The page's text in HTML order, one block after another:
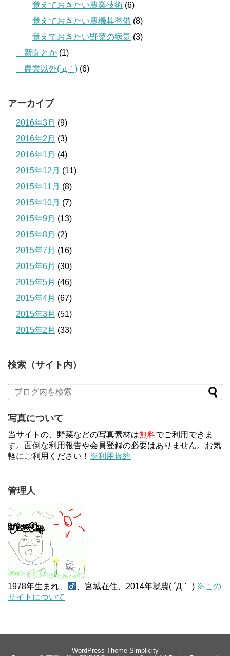
覚えておきたい農業技術 (6)
覚えておきたい農機具整備 (8)
覚えておきたい野菜の病気 (3)
＿新聞とか (1)
＿農業以外(´д｀) (6)
アーカイブ
2016年3月 (9)
2016年2月 (3)
2016年1月 (4)
2015年12月 (11)
2015年11月 (8)
2015年10月 (7)
2015年9月 (13)
2015年8月 (2)
2015年7月 (16)
2015年6月 (30)
2015年5月 (46)
2015年4月 (67)
2015年3月 (51)
2015年2月 (33)
検索（サイト内）
写真について
当サイトの、野菜などの写真素材は無料でご利用できま
す。面倒な利用報告や会員登録の必要はありません。お気
軽にご利用ください！ ※利用規約
管理人
1978年生まれ、 、宮城在住、2014年就農( ´Д｀ ) ※この
サイトについて
WordPress Theme Simplicity